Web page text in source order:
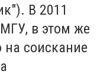
В 2011
в этом же
на соискание